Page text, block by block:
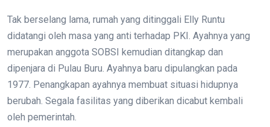
Tak berselang lama, rumah yang ditinggali Elly Runtu
didatangi oleh masa yang anti terhadap PKI. Ayahnya yang
merupakan anggota SOBSI kemudian ditangkap dan
dipenjara di Pulau Buru. Ayahnya baru dipulangkan pada
1977. Penangkapan ayahnya membuat situasi hidupnya
berubah. Segala fasilitas yang diberikan dicabut kembali
oleh pemerintah.